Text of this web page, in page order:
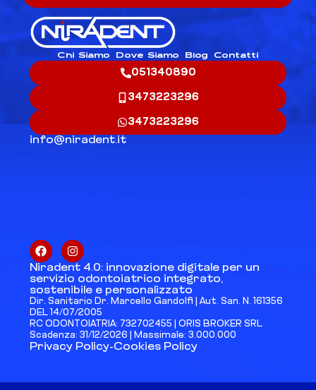
Chi Siamo Dove Siamo Blog Contatti
051340890
3473223296
3473223296
info@niradent.it
Niradent 4.0: innovazione digitale per un
servizio odontoiatrico integrato,
sostenibile e personalizzato
Dir. Sanitario Dr. Marcello Gandolfi | Aut. San. N. 161356
DEL 14/07/2005
RC ODONTOIATRIA: 732702455 | ORIS BROKER SRL
Scadenza: 31/12/2026 | Massimale: 3.000.000
Privacy Policy-Cookies Policy